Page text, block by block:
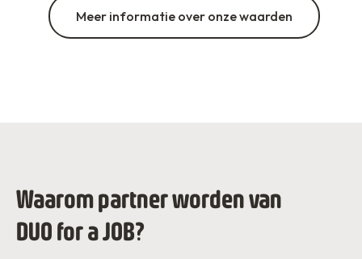
Meer informatie over onze waarden
Waarom partner worden van
DUO for a JOB?